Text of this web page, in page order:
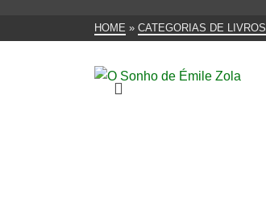
HOME » CATEGORIAS DE LIVROS